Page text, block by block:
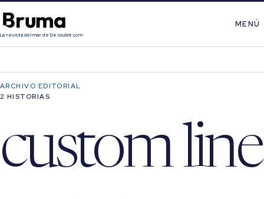
La revista del mar de Descubrir.com
MENÚ
ARCHIVO EDITORIAL
2 HISTORIAS
custom line